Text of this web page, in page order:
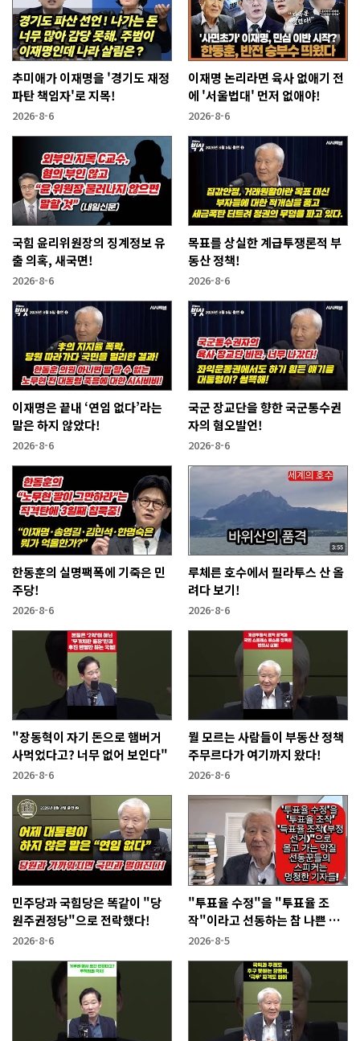
추미애가 이재명을 '경기도 재정
파탄 책임자'로 지목!
2026-8-6
이재명 논리라면 육사 없애기 전
에 '서울법대' 먼저 없애야!
2026-8-6
국힘 윤리위원장의 징계정보 유
출 의혹, 새국면!
2026-8-6
목표를 상실한 계급투쟁론적 부
동산 정책!
2026-8-6
이재명은 끝내 ‘연임 없다’라는
말은 하지 않았다!
2026-8-6
국군 장교단을 향한 국군통수권
자의 혐오발언!
2026-8-6
한동훈의 실명팩폭에 기죽은 민
주당!
2026-8-6
루체른 호수에서 필라투스 산 올
려다 보기!
2026-8-6
"장동혁이 자기 돈으로 햄버거
사먹었다고? 너무 없어 보인다"
2026-8-6
뭘 모르는 사람들이 부동산 정책
주무르다가 여기까지 왔다!
2026-8-6
민주당과 국힘당은 똑같이 "당
원주권정당"으로 전락했다!
2026-8-6
"투표율 수정"을 "투표율 조
작"이라고 선동하는 참 나쁜 사
람들!
2026-8-5